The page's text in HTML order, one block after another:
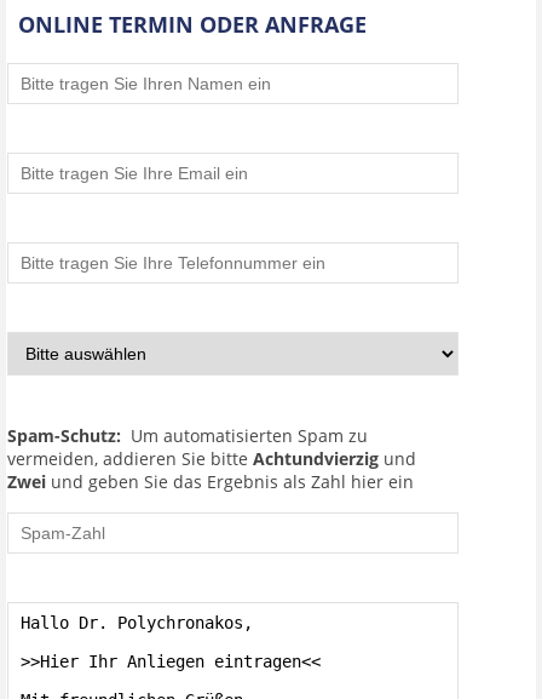
ONLINE TERMIN ODER ANFRAGE
Spam-Schutz: Um automatisierten Spam zu
vermeiden, addieren Sie bitte Achtundvierzig und
Zwei und geben Sie das Ergebnis als Zahl hier ein